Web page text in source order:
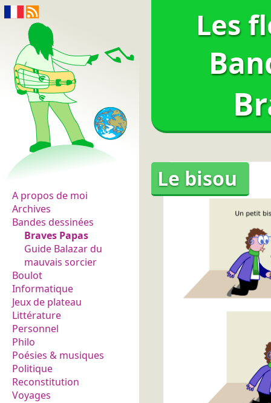
Les fleurs du normal
A propos de moi
Archives
Bandes dessinées
Braves Papas
Guide Balazar du
mauvais sorcier
Boulot
Informatique
Jeux de plateau
Littérature
Personnel
Philo
Poésies & musiques
Politique
Reconstitution
Voyages
Les
Le bisou